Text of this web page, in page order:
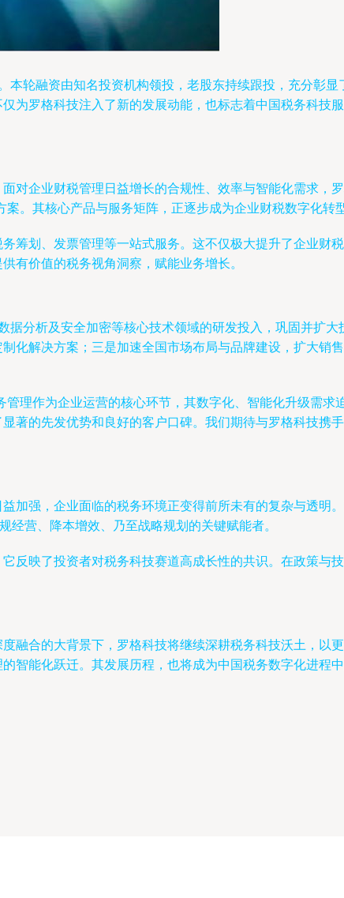
轮融资由知名投资机构领投，老股东持续跟投，充分彰
为罗格科技注入了新的发展动能，也标志着中国税务科技
对企业财税管理日益增长的合规性、效率与智能化需求，
。其核心产品与服务矩阵，正逐步成为企业财税数字化转型
筹划、发票管理等一站式服务。这不仅极大提升了企业财
有价值的税务视角洞察，赋能业务增长。
分析及安全加密等核心技术领域的研发投入，巩固并扩
化解决方案；三是加速全国市场布局与品牌建设，扩大销
理作为企业运营的核心环节，其数字化、智能化升级需求
著的先发优势和良好的客户口碑。我们期待与罗格科技携
加强，企业面临的税务环境正变得前所未有的复杂与透明
经营、降本增效、乃至战略规划的关键赋能者。
反映了投资者对税务科技赛道高成长性的共识。在政策与
融合的大背景下，罗格科技将继续深耕税务科技沃土，以
智能化跃迁。其发展历程，也将成为中国税务数字化进程